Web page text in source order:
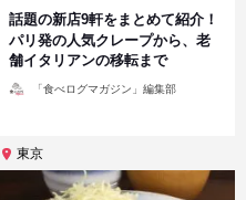
話題の新店9軒をまとめて紹介！
パリ発の人気クレープから、老
舗イタリアンの移転まで
「食べログマガジン」編集部
東京